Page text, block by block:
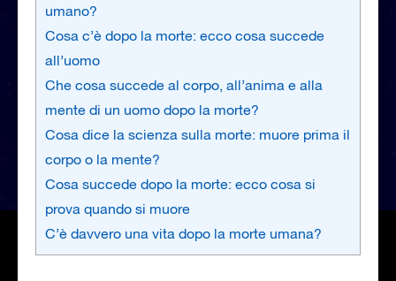
umano?
Cosa c’è dopo la morte: ecco cosa succede
all’uomo
Che cosa succede al corpo, all’anima e alla
mente di un uomo dopo la morte?
Cosa dice la scienza sulla morte: muore prima il
corpo o la mente?
Cosa succede dopo la morte: ecco cosa si
prova quando si muore
C’è davvero una vita dopo la morte umana?